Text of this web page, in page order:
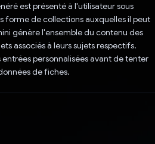
est présenté à l'utilisateur sous
forme de collections auxquelles il peut
génère l'ensemble du contenu des
associés à leurs sujets respectifs.
personnalisées avant de tenter
de fiches.